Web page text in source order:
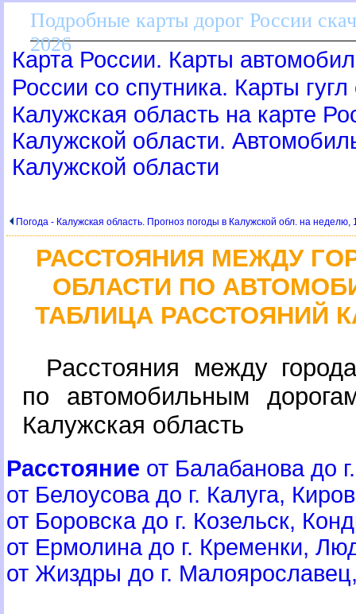
Подробные карты дорог России
2026
Карта России. Карты
России со спутника. Карты
Калужская область на карте
Калужской области.
Калужской области
Погода - Калужская область. Прогноз погоды в Калужской обл. на
РАССТОЯНИЯ МЕЖДУ
ОБЛАСТИ ПО
ТАБЛИЦА РАССТОЯНИЙ
Расстояния между
по автомобильным
Калужская область
Расстояние от Балабанова до
от Белоусова до г. Калуга,
от Боровска до г. Козельск,
от Ермолина до г. Кременки,
от Жиздры до г.